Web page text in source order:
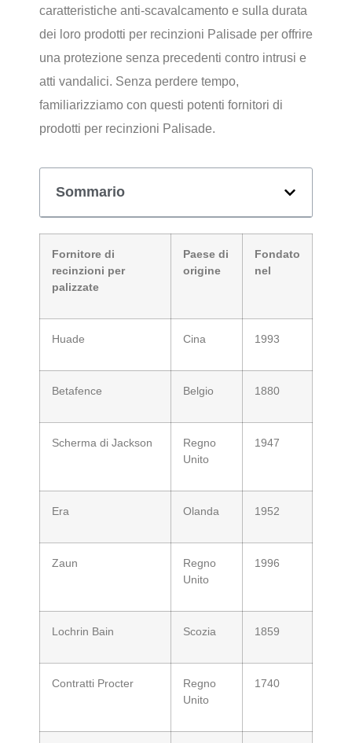
caratteristiche anti-scavalcamento e sulla durata
dei loro prodotti per recinzioni Palisade per offrire
una protezione senza precedenti contro intrusi e
atti vandalici. Senza perdere tempo,
familiarizziamo con questi potenti fornitori di
prodotti per recinzioni Palisade.
Sommario
Fornitore di
recinzioni per
palizzate
Paese di
origine
Fondato
nel
Huade Cina 1993
Betafence Belgio 1880
Scherma di Jackson
Regno
Unito
1947
Era Olanda 1952
Zaun
Regno
Unito
1996
Lochrin Bain Scozia 1859
Contratti Procter
Regno
Unito
1740